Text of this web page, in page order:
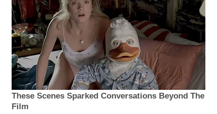
These Scenes Sparked Conversations Beyond The
Film